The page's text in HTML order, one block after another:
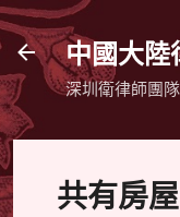
中國大陸
深圳衛律師團
共有房